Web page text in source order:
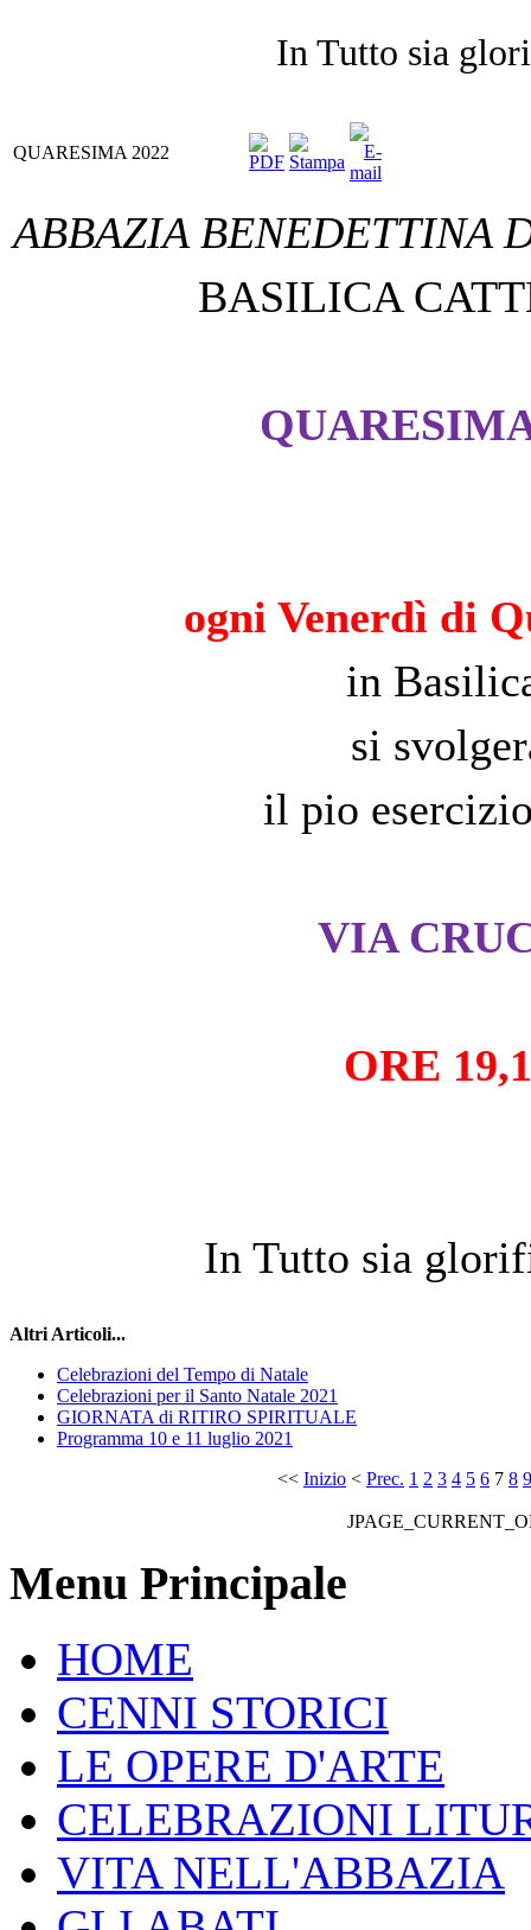
In Tutto sia
QUARESIMA 2022
ABBAZIA BENEDETTINA
BASILICA
ogni Venerdì di
in
si
il pio
VIA
ORE
In Tutto sia
Altri Articoli...
Celebrazioni del Tempo di Natale
Celebrazioni per il Santo Natale 2021
GIORNATA di RITIRO SPIRITUALE
Programma 10 e 11 luglio 2021
<< Inizio < Prec. 1 2 3 4 5 6 7 8 9
Menu Principale
HOME
CENNI STORICI
LE OPERE D'ARTE
CELEBRAZIONI
VITA NELL'ABBAZIA